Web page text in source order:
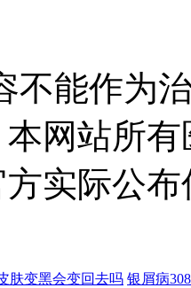
不能作为
网站所
实际公
肤变黑会变回去吗 银屑病